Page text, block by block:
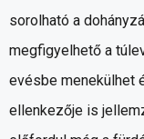
sorolható a
megfigyelhető a
evésbe menekülhet
ellenkezője is